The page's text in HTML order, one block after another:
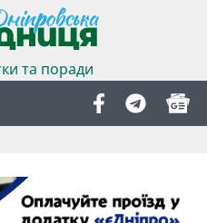
та поради